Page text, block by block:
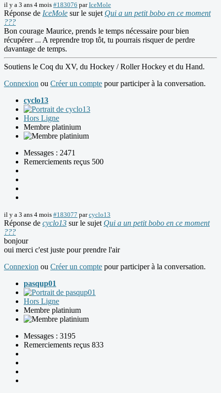
il y a 3 ans 4 mois #183076 parIceMole
Réponse de IceMole sur le sujet Qui a un petit bobo en ce moment
???
Bon courage Maurice, prends le temps nécessaire pour bien
récupérer ... A reprendre trop tôt, tu pourrais risquer de perdre
davantage de temps.
Soutiens le Coq du XV, du Hockey / Roller Hockey et du Hand.
Connexion ou Créer un compte pour participer à la conversation.
cyclo13
Hors Ligne
Membre platinium
Messages : 2471
Remerciements reçus 500
il y a 3 ans 4 mois #183077 parcyclo13
Réponse de cyclo13 sur le sujet Qui a un petit bobo en ce moment
???
bonjour
oui merci c'est juste pour prendre l'air
Connexion ou Créer un compte pour participer à la conversation.
pasqup01
Hors Ligne
Membre platinium
Messages : 3195
Remerciements reçus 833